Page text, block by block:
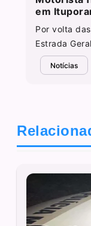
em
Por volta
Estrada
Notícias